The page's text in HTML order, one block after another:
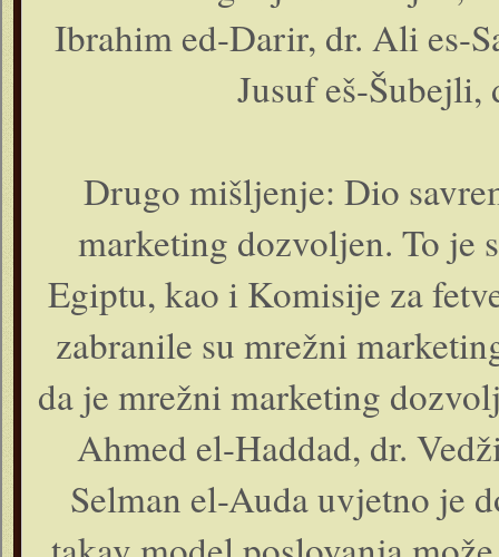
Ibrahim ed-Darir, dr. Ali es-
Jusuf eš-Šubejli,
Drugo mišljenje: Dio
marketing dozvoljen. To je
Egiptu, kao i Komisije za
zabranile su mrežni
da je mrežni marketing
Ahmed el-Haddad, dr.
Selman el-Auda uvjetno je